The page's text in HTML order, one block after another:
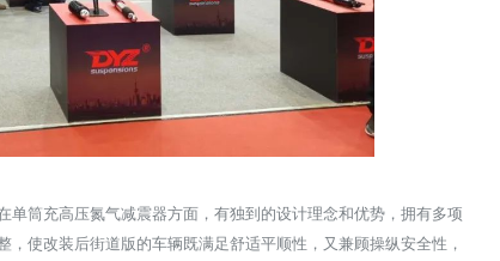
单筒充高压氮气减震器方面，有独到的设计理念和优势，拥有多项
，使改装后街道版的车辆既满足舒适平顺性，又兼顾操纵安全性，